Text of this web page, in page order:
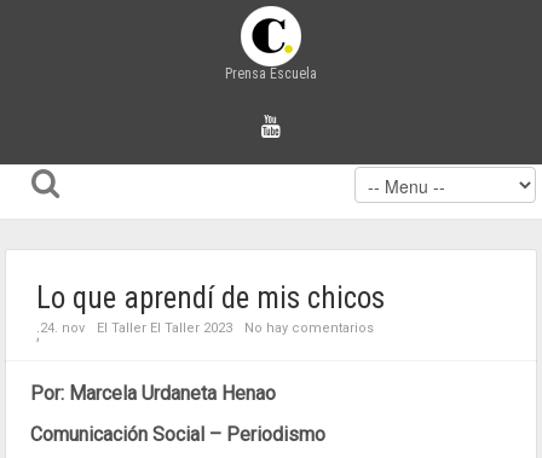
Prensa Escuela
Lo que aprendí de mis chicos
;24. nov El Taller El Taller 2023 No hay comentarios
Por: Marcela Urdaneta Henao
Comunicación Social – Periodismo